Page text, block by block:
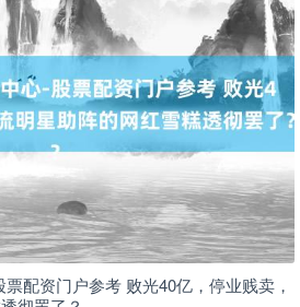
+24.68 +0.63%
配资门户参考 败光40亿，停业贱卖，